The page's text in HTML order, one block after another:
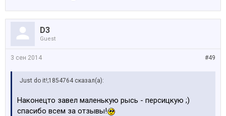
D3
Guest
#49
3 сен 2014
Just do it!;1854764 сказал(а):
Наконецто завел маленькую рысь - персицкую ;)
спасибо всем за отзывы!